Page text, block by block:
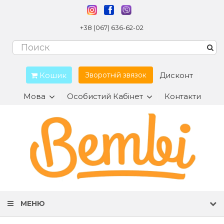
+38 (067) 636-62-02
Кошик Зворотній звязок Дисконт
Мова Особистий Кабінет Контакти
МЕНЮ